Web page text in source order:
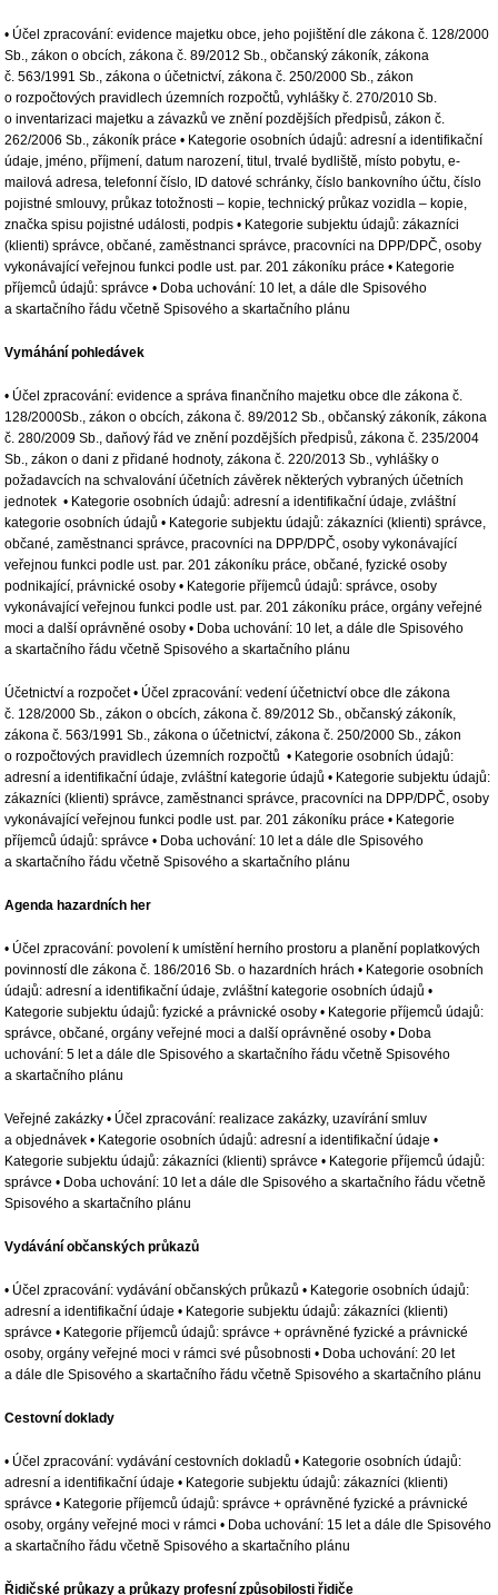
• Účel zpracování: evidence majetku obce, jeho pojištění dle zákona č. 128/2000
Sb., zákon o obcích, zákona č. 89/2012 Sb., občanský zákoník, zákona
č. 563/1991 Sb., zákona o účetnictví, zákona č. 250/2000 Sb., zákon
o rozpočtových pravidlech územních rozpočtů, vyhlášky č. 270/2010 Sb.
o inventarizaci majetku a závazků ve znění pozdějších předpisů, zákon č.
262/2006 Sb., zákoník práce • Kategorie osobních údajů: adresní a identifikační
údaje, jméno, příjmení, datum narození, titul, trvalé bydliště, místo pobytu, e-
mailová adresa, telefonní číslo, ID datové schránky, číslo bankovního účtu, číslo
pojistné smlouvy, průkaz totožnosti – kopie, technický průkaz vozidla – kopie,
značka spisu pojistné události, podpis • Kategorie subjektu údajů: zákazníci
(klienti) správce, občané, zaměstnanci správce, pracovníci na DPP/DPČ, osoby
vykonávající veřejnou funkci podle ust. par. 201 zákoníku práce • Kategorie
příjemců údajů: správce • Doba uchování: 10 let, a dále dle Spisového
a skartačního řádu včetně Spisového a skartačního plánu
Vymáhání pohledávek
• Účel zpracování: evidence a správa finančního majetku obce dle zákona č.
128/2000Sb., zákon o obcích, zákona č. 89/2012 Sb., občanský zákoník, zákona
č. 280/2009 Sb., daňový řád ve znění pozdějších předpisů, zákona č. 235/2004
Sb., zákon o dani z přidané hodnoty, zákona č. 220/2013 Sb., vyhlášky o
požadavcích na schvalování účetních závěrek některých vybraných účetních
jednotek • Kategorie osobních údajů: adresní a identifikační údaje, zvláštní
kategorie osobních údajů • Kategorie subjektu údajů: zákazníci (klienti) správce,
občané, zaměstnanci správce, pracovníci na DPP/DPČ, osoby vykonávající
veřejnou funkci podle ust. par. 201 zákoníku práce, občané, fyzické osoby
podnikající, právnické osoby • Kategorie příjemců údajů: správce, osoby
vykonávající veřejnou funkci podle ust. par. 201 zákoníku práce, orgány veřejné
moci a další oprávněné osoby • Doba uchování: 10 let, a dále dle Spisového
a skartačního řádu včetně Spisového a skartačního plánu
Účetnictví a rozpočet • Účel zpracování: vedení účetnictví obce dle zákona
č. 128/2000 Sb., zákon o obcích, zákona č. 89/2012 Sb., občanský zákoník,
zákona č. 563/1991 Sb., zákona o účetnictví, zákona č. 250/2000 Sb., zákon
o rozpočtových pravidlech územních rozpočtů • Kategorie osobních údajů:
adresní a identifikační údaje, zvláštní kategorie údajů • Kategorie subjektu údajů:
zákazníci (klienti) správce, zaměstnanci správce, pracovníci na DPP/DPČ, osoby
vykonávající veřejnou funkci podle ust. par. 201 zákoníku práce • Kategorie
příjemců údajů: správce • Doba uchování: 10 let a dále dle Spisového
a skartačního řádu včetně Spisového a skartačního plánu
Agenda hazardních her
• Účel zpracování: povolení k umístění herního prostoru a planění poplatkových
povinností dle zákona č. 186/2016 Sb. o hazardních hrách • Kategorie osobních
údajů: adresní a identifikační údaje, zvláštní kategorie osobních údajů •
Kategorie subjektu údajů: fyzické a právnické osoby • Kategorie příjemců údajů:
správce, občané, orgány veřejné moci a další oprávněné osoby • Doba
uchování: 5 let a dále dle Spisového a skartačního řádu včetně Spisového
a skartačního plánu
Veřejné zakázky • Účel zpracování: realizace zakázky, uzavírání smluv
a objednávek • Kategorie osobních údajů: adresní a identifikační údaje •
Kategorie subjektu údajů: zákazníci (klienti) správce • Kategorie příjemců údajů:
správce • Doba uchování: 10 let a dále dle Spisového a skartačního řádu včetně
Spisového a skartačního plánu
Vydávání občanských průkazů
• Účel zpracování: vydávání občanských průkazů • Kategorie osobních údajů:
adresní a identifikační údaje • Kategorie subjektu údajů: zákazníci (klienti)
správce • Kategorie příjemců údajů: správce + oprávněné fyzické a právnické
osoby, orgány veřejné moci v rámci své působnosti • Doba uchování: 20 let
a dále dle Spisového a skartačního řádu včetně Spisového a skartačního plánu
Cestovní doklady
• Účel zpracování: vydávání cestovních dokladů • Kategorie osobních údajů:
adresní a identifikační údaje • Kategorie subjektu údajů: zákazníci (klienti)
správce • Kategorie příjemců údajů: správce + oprávněné fyzické a právnické
osoby, orgány veřejné moci v rámci • Doba uchování: 15 let a dále dle Spisového
a skartačního řádu včetně Spisového a skartačního plánu
Řidičské průkazy a průkazy profesní způsobilosti řidiče